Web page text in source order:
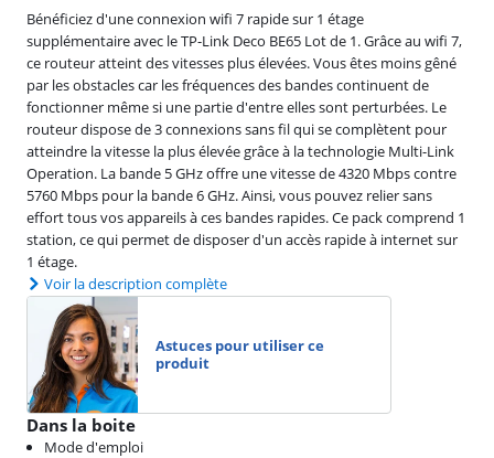
Bénéficiez d'une connexion wifi 7 rapide sur 1 étage
supplémentaire avec le TP-Link Deco BE65 Lot de 1. Grâce au wifi 7,
ce routeur atteint des vitesses plus élevées. Vous êtes moins gêné
par les obstacles car les fréquences des bandes continuent de
fonctionner même si une partie d'entre elles sont perturbées. Le
routeur dispose de 3 connexions sans fil qui se complètent pour
atteindre la vitesse la plus élevée grâce à la technologie Multi-Link
Operation. La bande 5 GHz offre une vitesse de 4320 Mbps contre
5760 Mbps pour la bande 6 GHz. Ainsi, vous pouvez relier sans
effort tous vos appareils à ces bandes rapides. Ce pack comprend 1
station, ce qui permet de disposer d'un accès rapide à internet sur
1 étage.
Voir la description complète
Astuces pour utiliser ce
produit
Dans la boite
Mode d'emploi